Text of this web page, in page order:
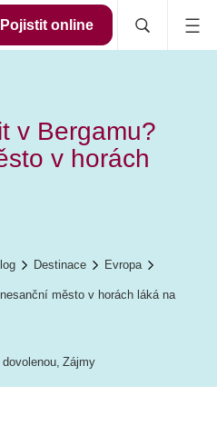
Pojistit online
v Bergamu?
v horách
Destinace
Evropa
město v horách láká na
, Zájmy